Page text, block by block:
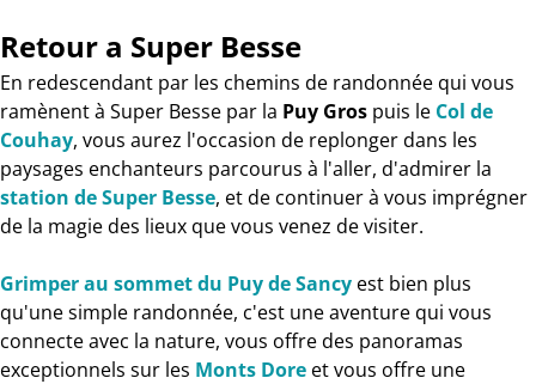
Retour a Super Besse
En redescendant par les chemins de randonnée qui vous
ramènent à Super Besse par la Puy Gros puis le Col de
Couhay, vous aurez l'occasion de replonger dans les
paysages enchanteurs parcourus à l'aller, d'admirer la
station de Super Besse, et de continuer à vous imprégner
de la magie des lieux que vous venez de visiter.
Grimper au sommet du Puy de Sancy est bien plus
qu'une simple randonnée, c'est une aventure qui vous
connecte avec la nature, vous offre des panoramas
exceptionnels sur les Monts Dore et vous offre une